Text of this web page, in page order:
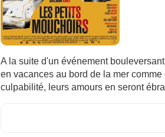
A la suite d'un événement
en vacances au bord de la mer
culpabilité, leurs amours en seront